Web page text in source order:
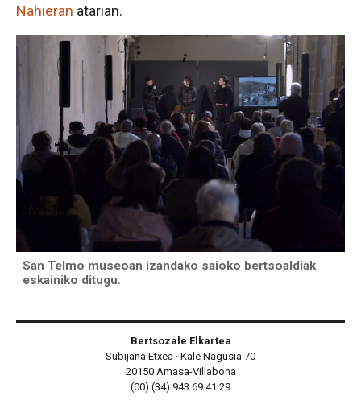
Nahieran atarian.
San Telmo museoan izandako saioko bertsoaldiak
eskainiko ditugu.
Bertsozale Elkartea
Subijana Etxea · Kale Nagusia 70
20150 Amasa-Villabona
(00) (34) 943 69 41 29